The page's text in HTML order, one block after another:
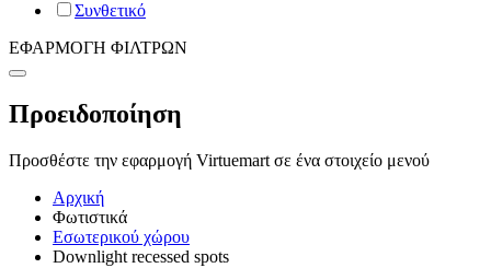
Συνθετικό
ΕΦΑΡΜΟΓΗ ΦΙΛΤΡΩΝ
Προειδοποίηση
Προσθέστε την εφαρμογή Virtuemart σε ένα στοιχείο μενού
Αρχική
Φωτιστικά
Εσωτερικού χώρου
Downlight recessed spots